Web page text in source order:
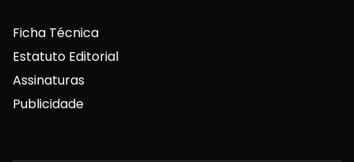
Ficha Técnica
Estatuto Editorial
Assinaturas
Publicidade